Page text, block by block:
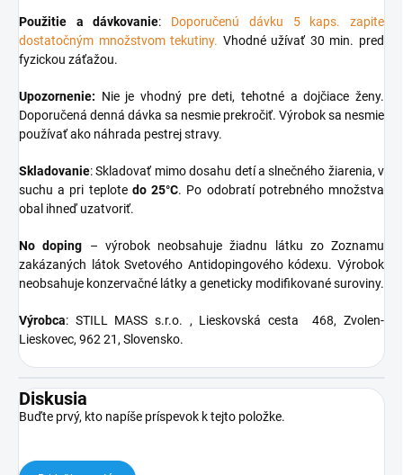
Použitie a dávkovanie: Doporučenú dávku 5 kaps. zapite
dostatočným množstvom tekutiny. Vhodné užívať 30 min. pred
fyzickou záťažou.
Upozornenie: Nie je vhodný pre deti, tehotné a dojčiace ženy.
Doporučená denná dávka sa nesmie prekročiť. Výrobok sa nesmie
používať ako náhrada pestrej stravy.
Skladovanie: Skladovať mimo dosahu detí a slnečného žiarenia, v
suchu a pri teplote do 25°C. Po odobratí potrebného množstva
obal ihneď uzatvoriť.
No doping – výrobok neobsahuje žiadnu látku zo Zoznamu
zakázaných látok Svetového Antidopingového kódexu. Výrobok
neobsahuje konzervačné látky a geneticky modifikované suroviny.
Výrobca: STILL MASS s.r.o. , Lieskovská cesta 468, Zvolen-
Lieskovec, 962 21, Slovensko.
Diskusia
Buďte prvý, kto napíše príspevok k tejto položke.